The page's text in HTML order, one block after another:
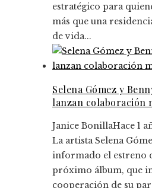
estratégico para
más que una
de vida...
Selena Gómez y
lanzan colaboración
Janice BonillaHace 1
La artista Selena
informado el estreno
próximo álbum, que
cooperación de su